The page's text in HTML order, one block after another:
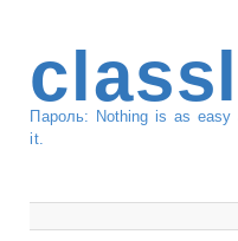
Пароль: Nothing is as
it.